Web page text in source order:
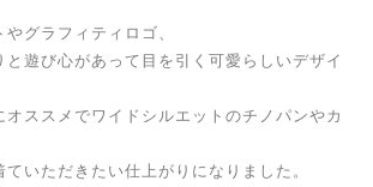
グラフィティロゴ、
遊び心があって目を引く可愛らしいデザイ
ススメでワイドシルエットのチノパンやカ
いただきたい仕上がりになりました。